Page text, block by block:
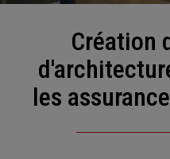
Création d'un cabinet
les